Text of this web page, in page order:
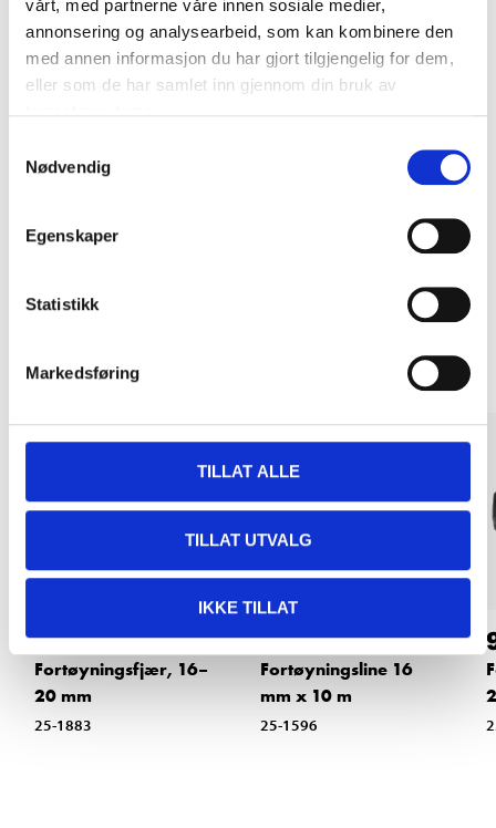
vårt, med partnerne våre innen sosiale medier,
annonsering og analysearbeid, som kan kombinere den
med annen informasjon du har gjort tilgjengelig for dem,
eller som de har samlet inn gjennom din bruk av
Nødvendig
Egenskaper
Statistikk
Markedsføring
TILLAT ALLE
TILLAT UTVALG
IKKE TILLAT
Andre kunder har også kjøpt
219,-
Fortøyningsfjær, 16–
20 mm
25-1883
289,-
Fortøyningsline 16
mm x 10 m
25-1596